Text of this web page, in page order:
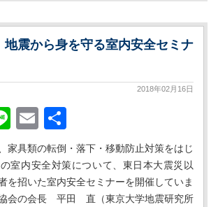
地震から身を守る室内安全セミナ
2018年02月16日
LineEmail
有
家具類の転倒・落下・移動防止対策をはじ
室内安全対策について、東日本大震災以
を招いた室内安全セミナーを開催していま
会の会長 平田 直（東京大学地震研究所